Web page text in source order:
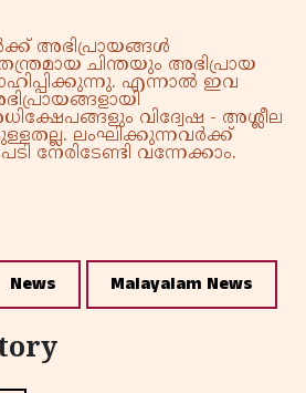
അഭിപ്രായങ്ങൾ
ചിന്തയും അഭിപ്രായ
എന്നാൽ ഇവ
വിദ്വേഷ - അശ്ലീല
ലംഘിക്കുന്നവർക്ക്
നേരിടേണ്ടി വന്നേക്കാം.
News Malayalam News